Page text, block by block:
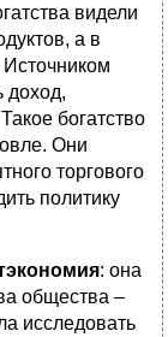
видели
а в
Источником
доход,
богатство
Они
торгового
политику
: она
общества –
исследовать